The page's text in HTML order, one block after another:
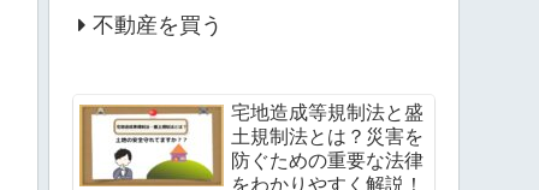
不動産を買う
宅地造成等規制法と盛
土規制法とは？災害を
防ぐための重要な法律
をわかりやすく解説！